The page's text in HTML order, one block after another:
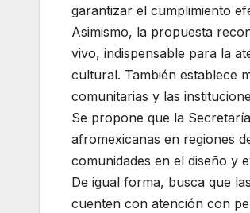
garantizar el cumplimiento
Asimismo, la propuesta
vivo, indispensable para la
cultural. También establece
comunitarias y las
Se propone que la
afromexicanas en regiones
comunidades en el diseño y
De igual forma, busca que
cuenten con atención con